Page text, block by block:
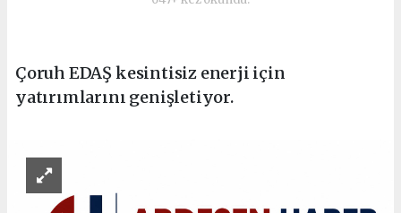
Çoruh EDAŞ kesintisiz enerji için
yatırımlarını genişletiyor.